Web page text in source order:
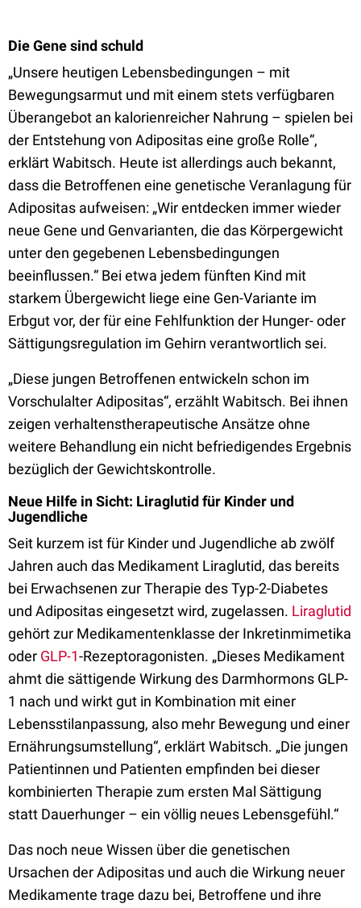
Die Gene sind schuld
„Unsere heutigen Lebensbedingungen – mit
Bewegungsarmut und mit einem stets verfügbaren
Überangebot an kalorienreicher Nahrung – spielen bei
der Entstehung von Adipositas eine große Rolle“,
erklärt Wabitsch. Heute ist allerdings auch bekannt,
dass die Betroffenen eine genetische Veranlagung für
Adipositas aufweisen: „Wir entdecken immer wieder
neue Gene und Genvarianten, die das Körpergewicht
unter den gegebenen Lebensbedingungen
beeinflussen.“ Bei etwa jedem fünften Kind mit
starkem Übergewicht liege eine Gen-Variante im
Erbgut vor, der für eine Fehlfunktion der Hunger- oder
Sättigungsregulation im Gehirn verantwortlich sei.
„Diese jungen Betroffenen entwickeln schon im
Vorschulalter Adipositas“, erzählt Wabitsch. Bei ihnen
zeigen verhaltenstherapeutische Ansätze ohne
weitere Behandlung ein nicht befriedigendes Ergebnis
bezüglich der Gewichtskontrolle.
Neue Hilfe in Sicht: Liraglutid für Kinder und
Jugendliche
Seit kurzem ist für Kinder und Jugendliche ab zwölf
Jahren auch das Medikament Liraglutid, das bereits
bei Erwachsenen zur Therapie des Typ-2-Diabetes
und Adipositas eingesetzt wird, zugelassen. Liraglutid
gehört zur Medikamentenklasse der Inkretinmimetika
oder GLP-1-Rezeptoragonisten. „Dieses Medikament
ahmt die sättigende Wirkung des Darmhormons GLP-
1 nach und wirkt gut in Kombination mit einer
Lebensstilanpassung, also mehr Bewegung und einer
Ernährungsumstellung“, erklärt Wabitsch. „Die jungen
Patientinnen und Patienten empfinden bei dieser
kombinierten Therapie zum ersten Mal Sättigung
statt Dauerhunger – ein völlig neues Lebensgefühl.“
Das noch neue Wissen über die genetischen
Ursachen der Adipositas und auch die Wirkung neuer
Medikamente trage dazu bei, Betroffene und ihre